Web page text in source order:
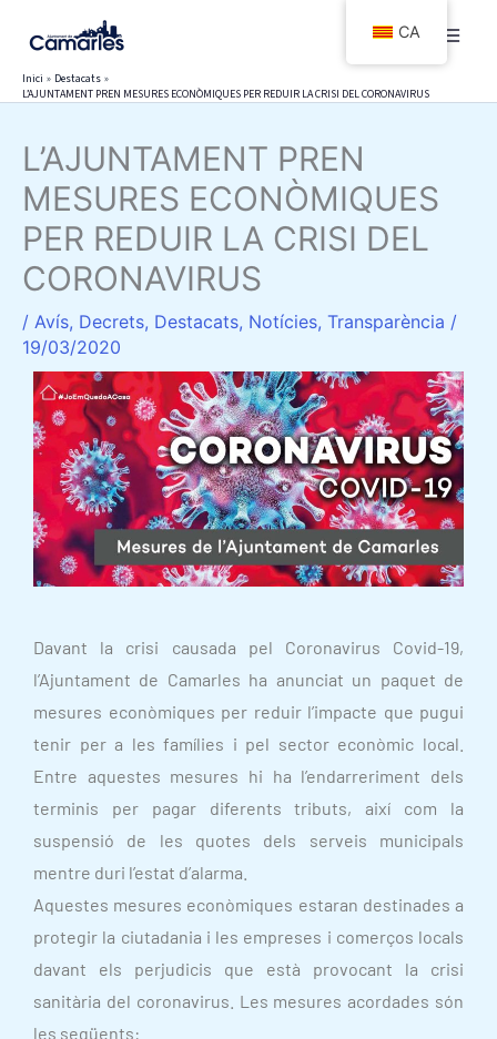
contingut
Inici
Destacats
L’AJUNTAMENT PREN MESURES ECONÒMIQUES PER REDUIR LA CRISI DEL CORONAVIRUS
L’AJUNTAMENT PREN
MESURES ECONÒMIQUES
PER REDUIR LA CRISI DEL
CORONAVIRUS
/ Avís, Decrets, Destacats, Notícies, Transparència /
19/03/2020
Davant la crisi causada pel Coronavirus Covid-19,
l’Ajuntament de Camarles ha anunciat un paquet de
mesures econòmiques per reduir l’impacte que pugui
tenir per a les famílies i pel sector econòmic local.
Entre aquestes mesures hi ha l’endarreriment dels
terminis per pagar diferents tributs, així com la
suspensió de les quotes dels serveis municipals
mentre duri l’estat d’alarma.
Aquestes mesures econòmiques estaran destinades a
protegir la ciutadania i les empreses i comerços locals
davant els perjudicis que està provocant la crisi
sanitària del coronavirus. Les mesures acordades són
les següents:
CA